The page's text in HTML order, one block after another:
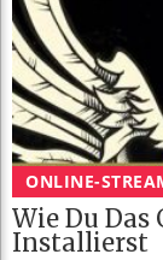
ONLINE-
Wie Du Das
Installierst